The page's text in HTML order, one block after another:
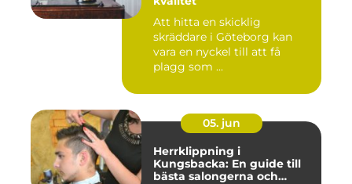
Att hitta en skicklig
skräddare i Göteborg kan
vara en nyckel till att få
plagg som ...
05. jun
Herrklippning i
Kungsbacka: En guide till
bästa salongerna och